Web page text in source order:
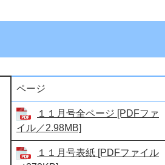
ページ
１１月号全ページ [PDFファ
イル／2.98MB]
１１月号表紙 [PDFファイル